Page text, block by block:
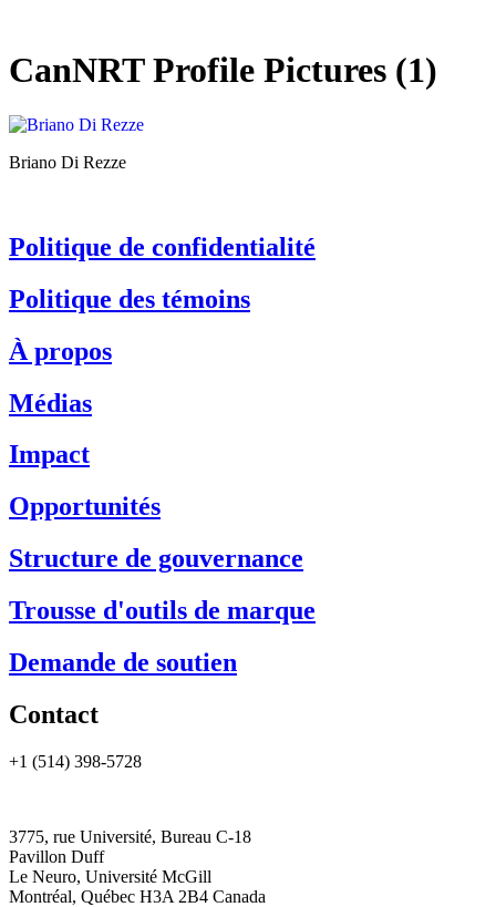
CanNRT Profile Pictures (1)
Briano Di Rezze
Politique de confidentialité
Politique des témoins
À propos
Médias
Impact
Opportunités
Structure de gouvernance
Trousse d'outils de marque
Demande de soutien
Contact
+1 (514) 398-5728
3775, rue Université, Bureau C-18
Pavillon Duff
Le Neuro, Université McGill
Montréal, Québec H3A 2B4 Canada